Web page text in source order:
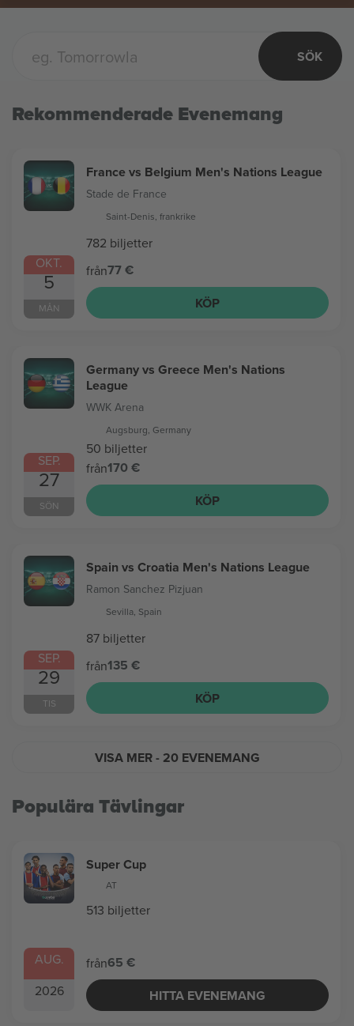
SÖK
Rekommenderade Evenemang
OKT.
5
MÅN
France vs Belgium Men's Nations League
Stade de France
Saint-Denis, frankrike
782 biljetter
från77 €
KÖP
SEP.
27
SÖN
Germany vs Greece Men's Nations
League
WWK Arena
Augsburg, Germany
50 biljetter
från170 €
KÖP
SEP.
29
TIS
Spain vs Croatia Men's Nations League
Ramon Sanchez Pizjuan
Sevilla, Spain
87 biljetter
från135 €
KÖP
VISA MER- 20 EVENEMANG
Populära Tävlingar
AUG.
2026
Super Cup
AT
513 biljetter
från65 €
HITTA EVENEMANG